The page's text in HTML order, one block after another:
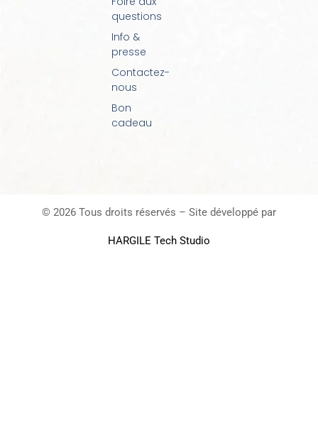
questions
Info &
presse
Contactez-
nous
Bon
cadeau
© 2026 Tous droits réservés – Site développé par
HARGILE Tech Studio